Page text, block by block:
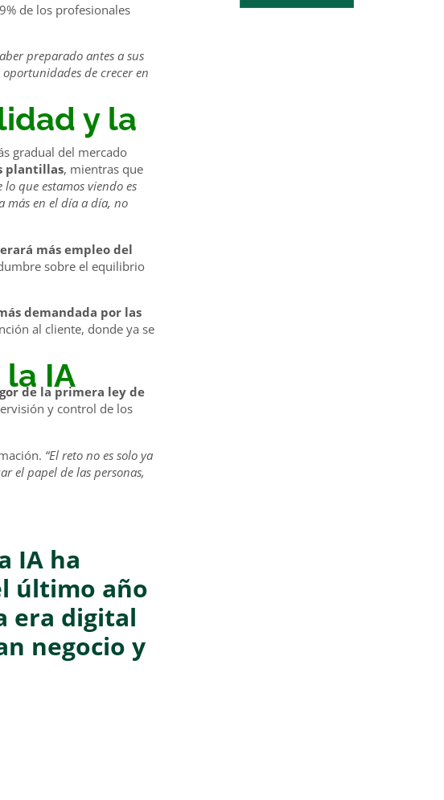
de los profesionales
preparado antes a sus
de crecer en
y la
gradual del mercado
plantillas, mientras que
lo que estamos viendo es
más en el día a día, no
más empleo del
sobre el equilibrio
demandada por las
al cliente, donde ya se
IA
de la primera ley de
y control de los
“El reto no es solo ya
el papel de las personas,
IA ha
último año
era digital
negocio y